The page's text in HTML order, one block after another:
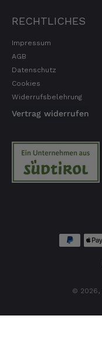
RECHTLICHES
Impressum
AGB
Datenschutz
Cookies
Widerrufsbelehrung
Vertrag widerrufen
© 2026,